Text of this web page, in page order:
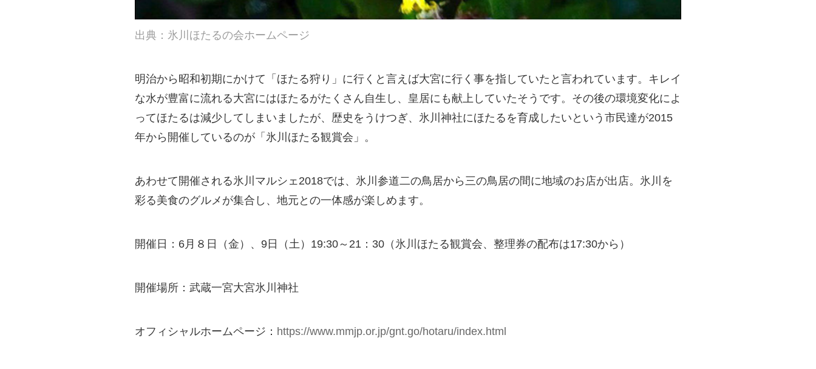
出典：氷川ほたるの会ホームページ
明治から昭和初期にかけて「ほたる狩り」に行くと言えば大宮に行く事を指していたと言われています。キレイ
な水が豊富に流れる大宮にはほたるがたくさん自生し、皇居にも献上していたそうです。その後の環境変化によ
ってほたるは減少してしまいましたが、歴史をうけつぎ、氷川神社にほたるを育成したいという市民達が2015
年から開催しているのが「氷川ほたる観賞会」。
あわせて開催される氷川マルシェ2018では、氷川参道二の鳥居から三の鳥居の間に地域のお店が出店。氷川を
彩る美食のグルメが集合し、地元との一体感が楽しめます。
開催日：6月８日（金）、9日（土）19:30～21：30（氷川ほたる観賞会、整理券の配布は17:30から）
開催場所：武蔵一宮大宮氷川神社
オフィシャルホームページ： https://www.mmjp.or.jp/gnt.go/hotaru/index.html